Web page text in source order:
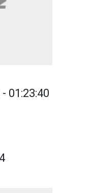
01:23:40